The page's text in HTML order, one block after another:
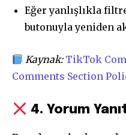
Eğer yanlışlıkla
butonuyla yeniden
Kaynak: TikTok
Comments Section
4. Yorum